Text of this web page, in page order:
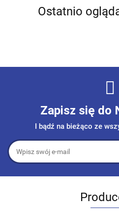
Ostatnio
Zapisz się do
I bądź na bieżąco ze